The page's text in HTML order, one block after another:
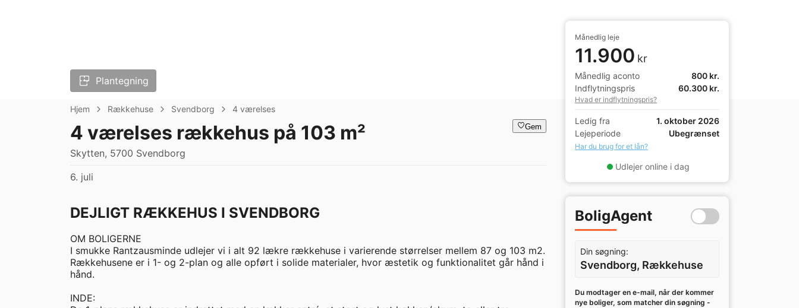
Plantegning
Hjem Rækkehuse Svendborg 4 værelses
4 værelses rækkehus på 103 m²
Skytten, 5700 Svendborg
Gem
6. juli
DEJLIGT RÆKKEHUS I SVENDBORG
OM BOLIGERNE
I smukke Rantzausminde udlejer vi i alt 92 lækre rækkehuse i varierende størrelser mellem 87 og 103 m2.
Rækkehusene er i 1- og 2-plan og alle opført i solide materialer, hvor æstetik og funktionalitet går hånd i
hånd.
INDE:
Månedlig leje
11.900 kr
Månedlig aconto
800 kr.
Indflytningspris
60.300 kr.
Hvad er indflytningspris?
Ledig fra
1. oktober 2026
Lejeperiode
Ubegrænset
Har du brug for et lån?
Udlejer online i dag
BoligAgent
Din søgning:
Svendborg, Rækkehuse
Du modtager en e-mail, når der kommer
nye boliger, som matcher din søgning -